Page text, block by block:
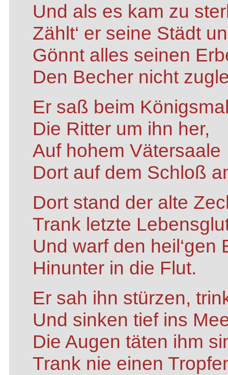
Und als es kam zu
Zählt‘ er seine Städt
Gönnt alles seinen
Den Becher nicht
Er saß beim
Die Ritter um ihn her,
Auf hohem Vätersaale
Dort auf dem Schloß
Dort stand der alte
Trank letzte
Und warf den heil‘gen
Hinunter in die Flut.
Er sah ihn stürzen,
Und sinken tief ins
Die Augen täten ihm
Trank nie einen